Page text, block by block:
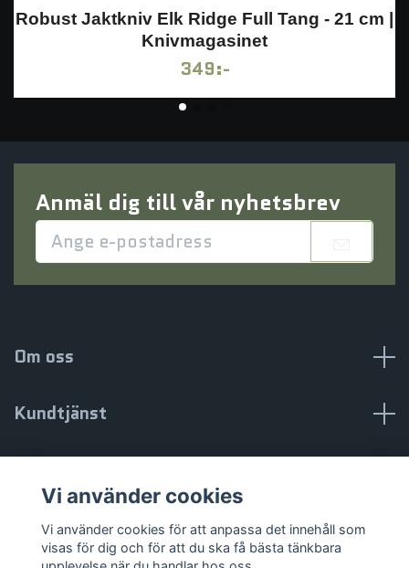
Robust Jaktkniv Elk Ridge Full Tang - 21 cm |
Knivmagasinet
349:-
Anmäl dig till vår nyhetsbrev
Om oss
Kundtjänst
Sociala medier
Vi använder cookies
Vi använder cookies för att anpassa det innehåll som
visas för dig och för att du ska få bästa tänkbara